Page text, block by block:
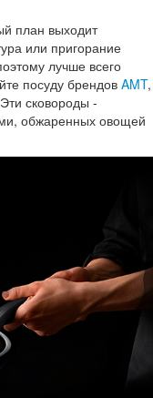
план выходит
или пригорание
лучше всего
посуду брендов AMT,
сковороды -
обжаренных овощей